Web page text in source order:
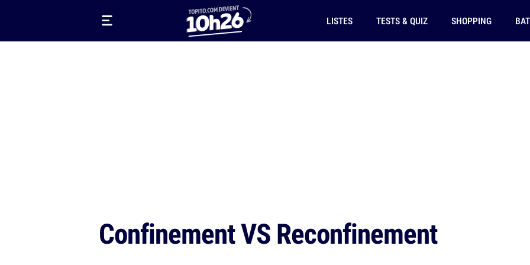
LISTES TESTS & QUIZ SHOPPING
Confinement VS Reconfinement